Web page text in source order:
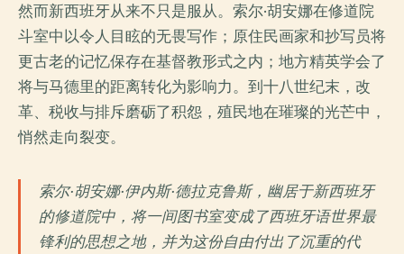
然而新西班牙从来不只是服从。索尔·胡安娜在修道院
斗室中以令人目眩的无畏写作；原住民画家和抄写员将
更古老的记忆保存在基督教形式之内；地方精英学会了
将与马德里的距离转化为影响力。到十八世纪末，改
革、税收与排斥磨砺了积怨，殖民地在璀璨的光芒中，
悄然走向裂变。
索尔·胡安娜·伊内斯·德拉克鲁斯，幽居于新西班牙
的修道院中，将一间图书室变成了西班牙语世界最
锋利的思想之地，并为这份自由付出了沉重的代